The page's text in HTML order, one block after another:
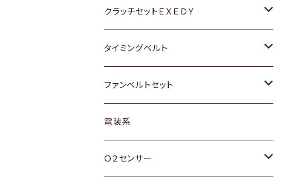
マツダ
三菱
スバル
日野
アストロ（シボレー）
クライスラー
日産
ダイハツ
マツダ
三菱
スバル
日産
ホンダ
マツダ
ホンダ
スズキ
ダイハツ
マツダ
三菱
クラッチセットＥＸＥＤＹ
ホンダ
スズキ
日産
ダイハツ
タイミングベルト
トヨタ
スズキ
ダイハツ
ファンベルトセット
トヨタ
ホンダ
電装系
Ｏ２センサー